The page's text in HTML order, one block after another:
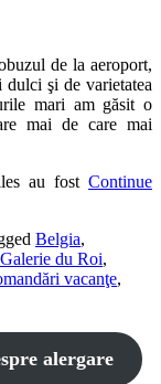
de la aeroport,
şi de varietatea
mari am găsit o
mai de care mai
au fost Continue
Belgia,
Galerie du Roi,
vacanţe,
alergare